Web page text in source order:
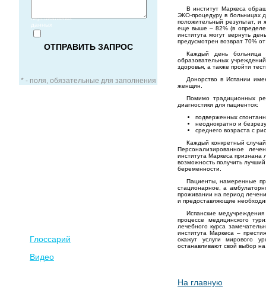
персональных
данных
* - поля, обязательные для заполнения
Глоссарий
Видео
В институт Маркеса
ЭКО-процедуру в больницах
положительный результат, и
еще выше – 82% (в
института могут вернуть
предусмотрен возврат 70%
Каждый день больница
образовательных
здоровья, а также пройти
Донорство в Испании
женщин.
Помимо традиционных
диагностики для пациенток:
подверженных
неоднократно и
среднего возраста с
Каждый конкретный
Персонализированное
института Маркеса признана
возможность получить
беременности.
Пациенты, намеренные
стационарное, а
проживании на период
и предоставляющие
Испанские
процессе медицинского
лечебного курса
института Маркеса –
окажут услуги мирового
останавливают свой выбор
На главную